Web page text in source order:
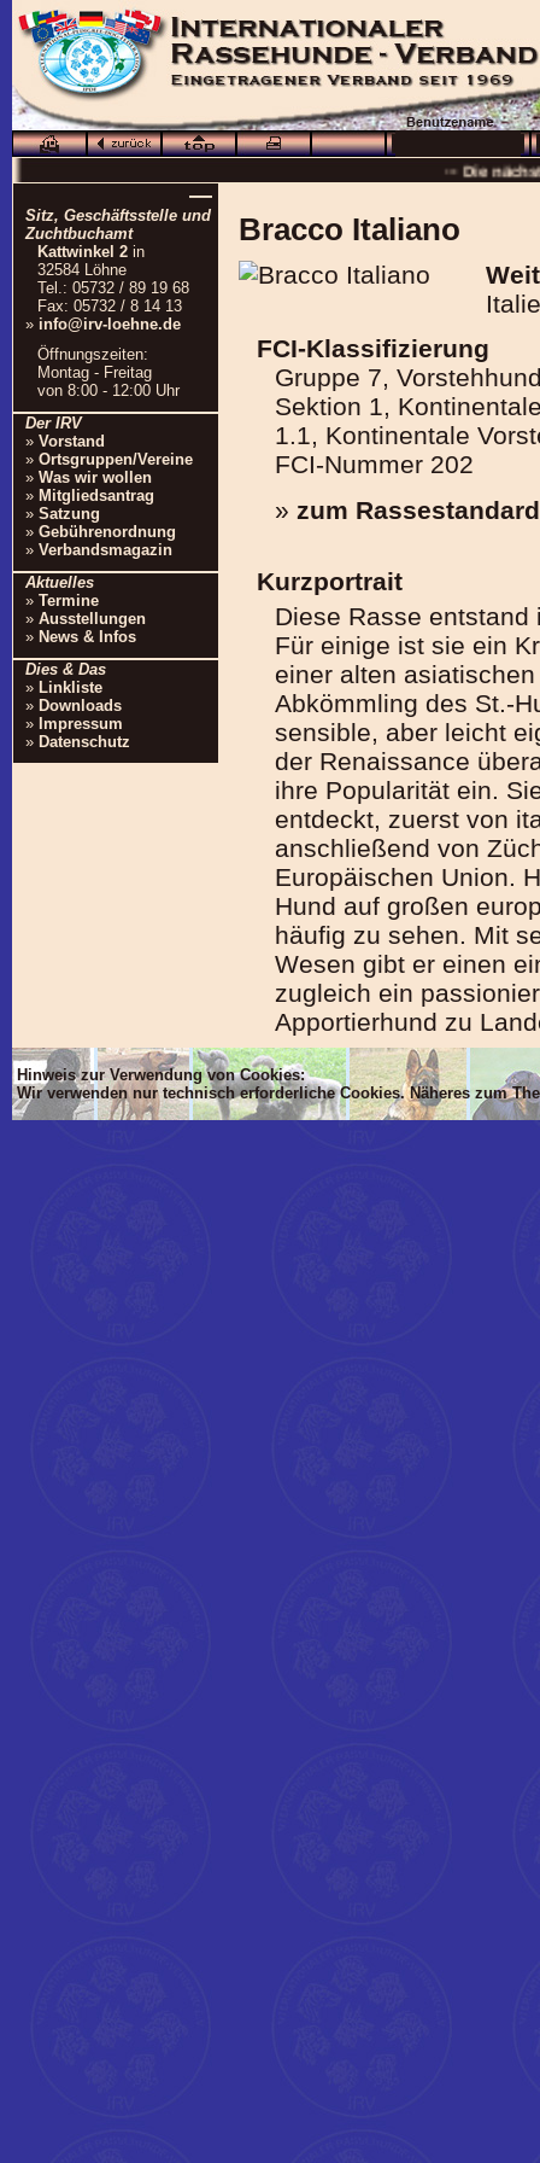
—
Sitz, Geschäftsstelle und
Zuchtbuchamt
Kattwinkel 2 in
32584 Löhne
Tel.: 05732 / 89 19 68
Fax: 05732 / 8 14 13
» info@irv-loehne.de
Öffnungszeiten:
Montag - Freitag
von 8:00 - 12:00 Uhr
Der IRV
» Vorstand
» Ortsgruppen/Vereine
» Was wir wollen
» Mitgliedsantrag
» Satzung
» Gebührenordnung
» Verbandsmagazin
Aktuelles
» Termine
» Ausstellungen
» News & Infos
Dies & Das
» Linkliste
» Downloads
» Impressum
» Datenschutz
Bracco Italiano
FCI-Klassifizierung
Gruppe 7,
Sektion 1,
1.1, Kontinentale
FCI-Nummer 202
» zum Rassestandard
Kurzportrait
Diese Rasse
Für einige ist sie ein
einer alten
Abkömmling des St.-
sensible, aber leicht
der Renaissance
ihre Popularität ein.
entdeckt, zuerst von
anschließend von
Europäischen Union.
Hund auf großen
häufig zu sehen. Mit
Wesen gibt er einen
zugleich ein
Apportierhund zu
Hinweis zur Verwendung von Cookies:
Wir verwenden nur technisch erforderliche Cookies. Näheres zum
···
··· Die
··· Besuchen Sie
'Dim mlTIT, mlBOD, mlVON, mlsTIT, mlAN, mlsBOD